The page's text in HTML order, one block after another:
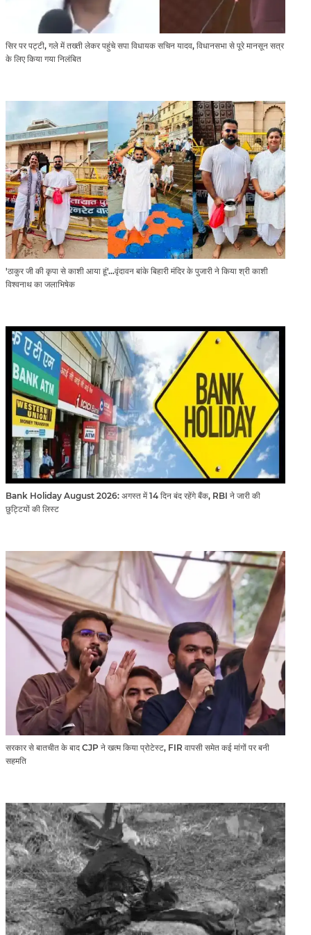
सिर पर पट्टी, गले में तख्ती लेकर पहुंचे सपा विधायक सचिन यादव, विधानसभा से पूरे मानसून सत्र
के लिए किया गया निलंबित
'ठाकुर जी की कृपा से काशी आया हूं'...वृंदावन बांके बिहारी मंदिर के पुजारी ने किया श्री काशी
विश्वनाथ का जलाभिषेक
Bank Holiday August 2026: अगस्त में 14 दिन बंद रहेंगे बैंक, RBI ने जारी की
छुट्टियों की लिस्ट​​​​​​​
सरकार से बातचीत के बाद CJP ने खत्म किया प्रोटेस्ट, FIR वापसी समेत कई मांगों पर बनी
सहमति